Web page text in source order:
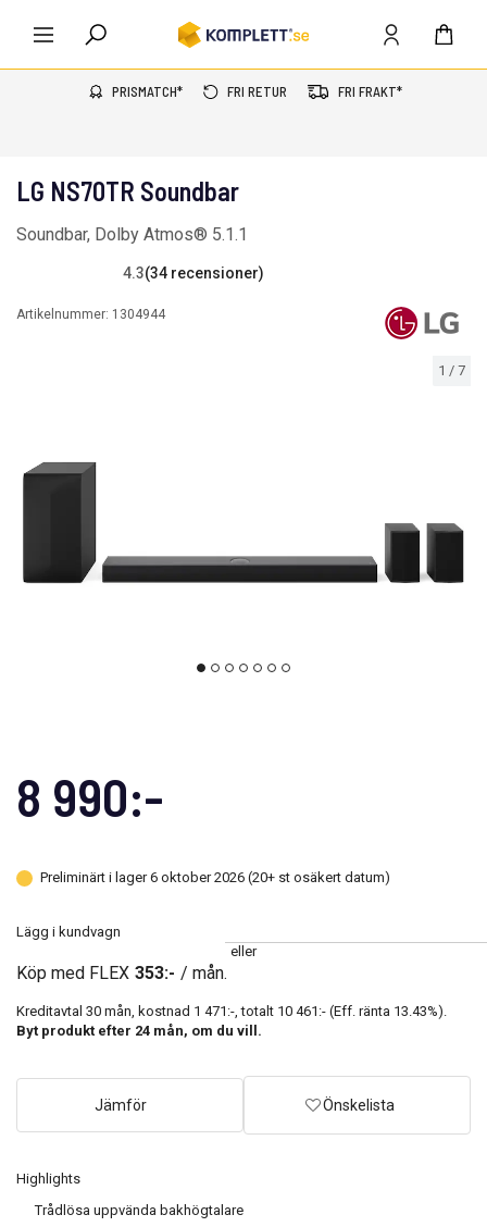
PRISMATCH* FRI RETUR FRI FRAKT*
1 / 7
Highlights
Trådlösa uppvända bakhögtalare
LG NS70TR Soundbar
Soundbar, Dolby Atmos® 5.1.1
4.3(34 recensioner)
Artikelnummer: 1304944
8 990:-
Preliminärt i lager 6 oktober 2026 (20+ st osäkert datum)
Lägg i kundvagn
eller
Köp med FLEX 353:- / mån.
Kreditavtal 30 mån, kostnad 1 471:-, totalt 10 461:- (Eff. ränta 13.43%).
Byt produkt efter 24 mån, om du vill.
Jämför Önskelista